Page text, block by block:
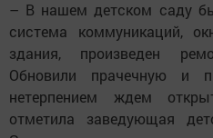
– В нашем детском саду
система коммуникаций,
здания, произведен
Обновили прачечную и
нетерпением ждем
отметила заведующая